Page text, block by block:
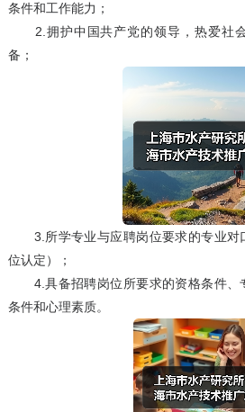
条件和工作能力；
2.拥护中国共产党的领导，热爱社
备；
3.所学专业与应聘岗位要求的专业对
位认定）；
4.具备招聘岗位所要求的资格条件、
条件和心理素质。